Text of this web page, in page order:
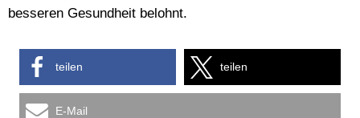
besseren Gesundheit belohnt.
teilen teilen
E-Mail